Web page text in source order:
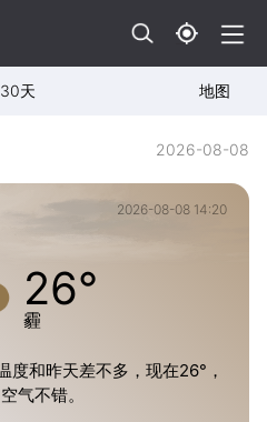
30天 地图
2026-08-08
2026-08-08 14:20
26°
霾
度和昨天差不多，现在26°，
气不错。